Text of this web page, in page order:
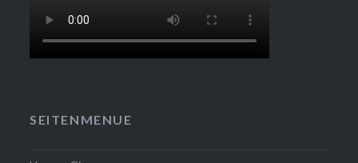
SEITENMENUE